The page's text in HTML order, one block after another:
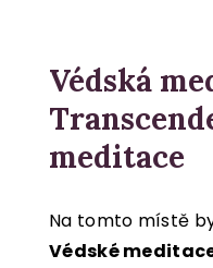
Védská
meditace
Na tomto místě
Védské